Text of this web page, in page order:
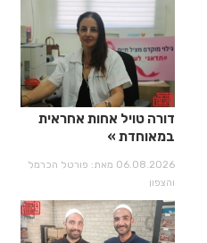
דורה טויל אחות אחראית
במאוחדת
06.08.2026 מאת: פורטל הכרמל
והצפון